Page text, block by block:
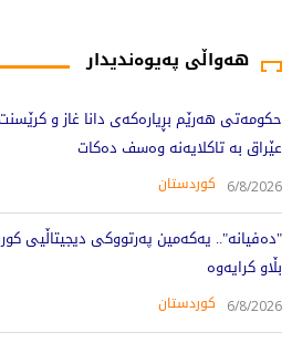
هەواڵی پەیوەندیدار
حکومەتی هەرێم بڕیارەکەی دانا غاز و کرێسنت
عێراق بە تاکلایەنە وەسف دەکات
6/8/2026 کوردستان
"دەفیانە".. یەکەمین پەرتووکی دیجیتاڵیی
بڵاو کرایەوە
6/8/2026 کوردستان